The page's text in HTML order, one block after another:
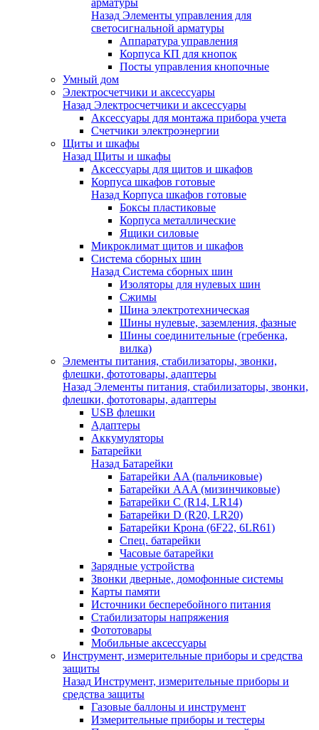
арматуры
Назад Элементы управления для
светосигнальной арматуры
Аппаратура управления
Корпуса КП для кнопок
Посты управления кнопочные
Умный дом
Электросчетчики и аксессуары
Назад Электросчетчики и аксессуары
Аксессуары для монтажа прибора учета
Счетчики электроэнергии
Щиты и шкафы
Назад Щиты и шкафы
Аксессуары для щитов и шкафов
Корпуса шкафов готовые
Назад Корпуса шкафов готовые
Боксы пластиковые
Корпуса металлические
Ящики силовые
Микроклимат щитов и шкафов
Система сборных шин
Назад Система сборных шин
Изоляторы для нулевых шин
Сжимы
Шина электротехническая
Шины нулевые, заземления, фазные
Шины соединительные (гребенка,
вилка)
Элементы питания, стабилизаторы, звонки,
флешки, фототовары, адаптеры
Назад Элементы питания, стабилизаторы, звонки,
флешки, фототовары, адаптеры
USB флешки
Адаптеры
Аккумуляторы
Батарейки
Назад Батарейки
Батарейки AA (пальчиковые)
Батарейки AAA (мизинчиковые)
Батарейки C (R14, LR14)
Батарейки D (R20, LR20)
Батарейки Крона (6F22, 6LR61)
Спец. батарейки
Часовые батарейки
Зарядные устройства
Звонки дверные, домофонные системы
Карты памяти
Источники бесперебойного питания
Стабилизаторы напряжения
Фототовары
Мобильные аксессуары
Инструмент, измерительные приборы и средства
защиты
Назад Инструмент, измерительные приборы и
средства защиты
Газовые баллоны и инструмент
Измерительные приборы и тестеры